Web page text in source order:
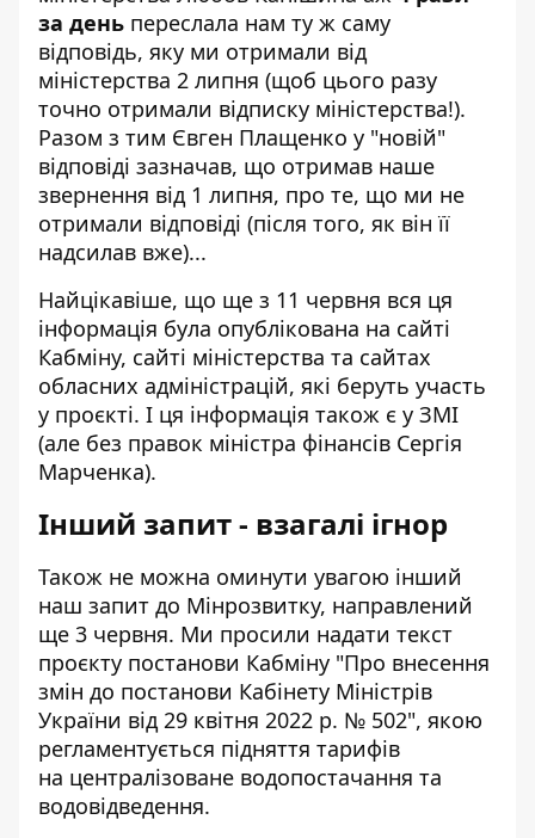
за день переслала нам ту ж саму
відповідь, яку ми отримали від
міністерства 2 липня (щоб цього разу
точно отримали відписку міністерства!).
Разом з тим Євген Плащенко у "новій"
відповіді зазначав, що отримав наше
звернення від 1 липня, про те, що ми не
отримали відповіді (після того, як він її
надсилав вже)...
Найцікавіше, що ще з 11 червня вся ця
інформація була опублікована на сайті
Кабміну, сайті міністерства та сайтах
обласних адміністрацій, які беруть участь
у проєкті. І ця інформація також є у ЗМІ
(але без правок міністра фінансів Сергія
Марченка).
Інший запит - взагалі ігнор
Також не можна оминути увагою інший
наш запит до Мінрозвитку, направлений
ще 3 червня. Ми просили надати текст
проєкту постанови Кабміну "Про внесення
змін до постанови Кабінету Міністрів
України від 29 квітня 2022 р. № 502", якою
регламентується підняття тарифів
на централізоване водопостачання та
водовідведення.